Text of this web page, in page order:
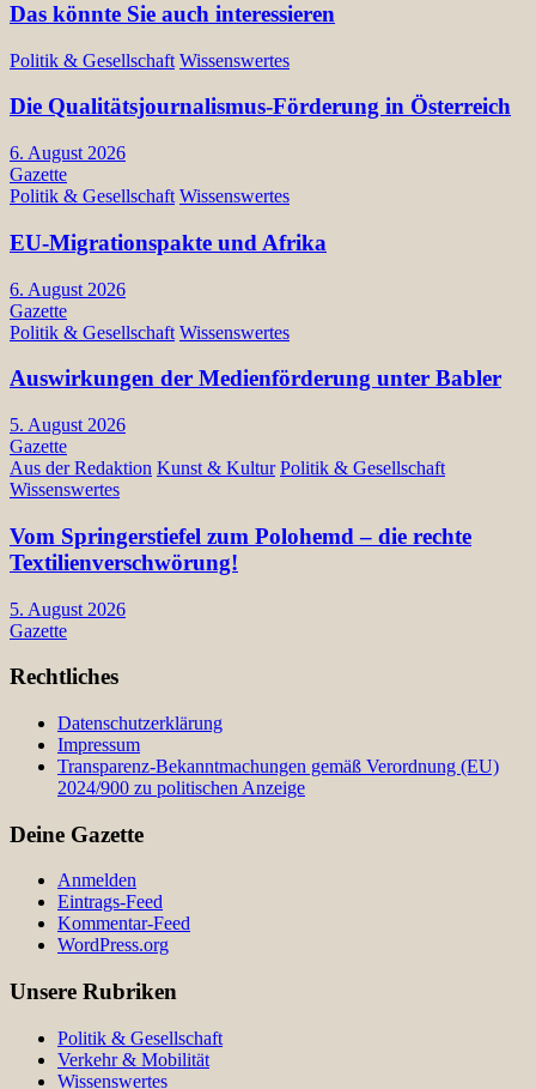
Das könnte Sie auch interessieren
Politik & Gesellschaft Wissenswertes
Die Qualitätsjournalismus-Förderung in Österreich
6. August 2026
Gazette
Politik & Gesellschaft Wissenswertes
EU-Migrationspakte und Afrika
6. August 2026
Gazette
Politik & Gesellschaft Wissenswertes
Auswirkungen der Medienförderung unter Babler
5. August 2026
Gazette
Aus der Redaktion Kunst & Kultur Politik & Gesellschaft
Wissenswertes
Vom Springerstiefel zum Polohemd – die rechte
Textilienverschwörung!
5. August 2026
Gazette
Rechtliches
Datenschutzerklärung
Impressum
Transparenz-Bekanntmachungen gemäß Verordnung (EU)
2024/900 zu politischen Anzeige
Deine Gazette
Anmelden
Eintrags-Feed
Kommentar-Feed
WordPress.org
Unsere Rubriken
Politik & Gesellschaft
Verkehr & Mobilität
Wissenswertes